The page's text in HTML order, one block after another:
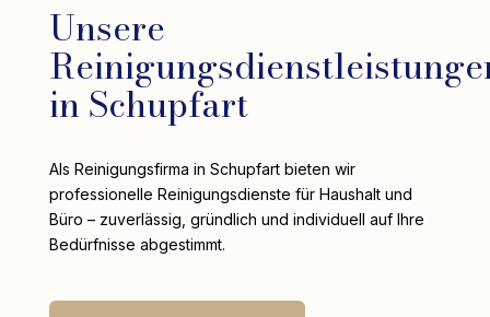
Unsere
in Schupfart
Als Reinigungsfirma in Schupfart bieten wir
professionelle Reinigungsdienste für Haushalt und
Büro – zuverlässig, gründlich und individuell auf Ihre
Bedürfnisse abgestimmt.